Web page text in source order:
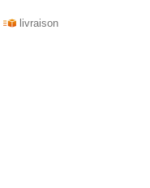
livraison